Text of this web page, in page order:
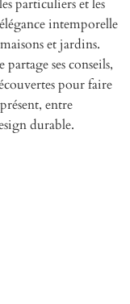
particuliers et les
intemporelle
et jardins.
ses conseils,
pour faire
entre
durable.